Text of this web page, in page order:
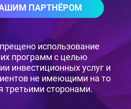
ПАРТНЁРОМ
использование
программ с целью
инвестиционных услуг и
не имеющими на то
третьими сторонами.